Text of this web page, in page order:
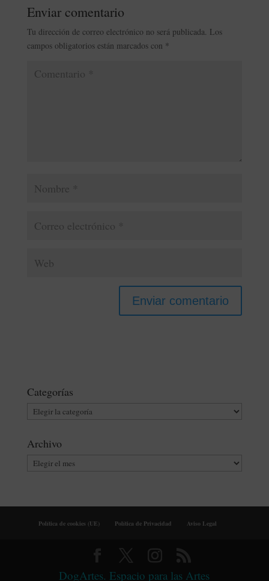
Enviar comentario
Tu dirección de correo electrónico no será publicada. Los
campos obligatorios están marcados con *
Categorías
Categorías
Archivo
Archivo
Política de cookies (UE) Política de Privacidad Aviso Legal
DogArtes. Espacio para las Artes